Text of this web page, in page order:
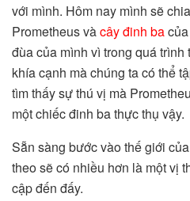
với mình. Hôm nay mình sẽ
Prometheus vàcây đinh ba
đùa của mình vì trong quá
khía cạnh mà chúng ta có thể
tìm thấy sự thú vị mà
một chiếc đinh ba thực thụ vậy.
Sẵn sàng bước vào thế giới
theo sẽ có nhiều hơn là một vị
cập đến đấy.